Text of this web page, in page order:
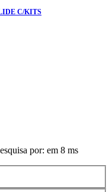
C/KITS
por: em 8 ms